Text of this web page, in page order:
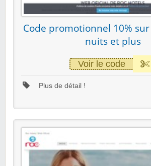
Code promotionnel 10%
nuits et plus
Voir le code
Plus de détail !